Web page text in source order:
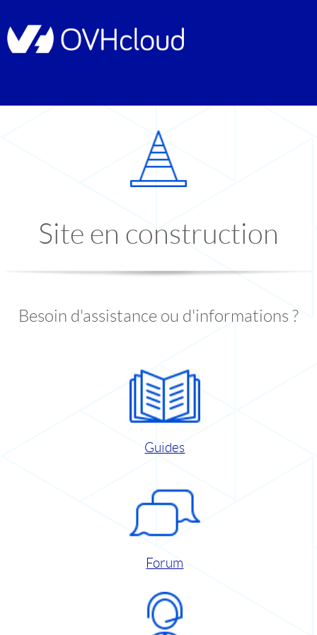
Site en construction
Besoin d'assistance ou d'informations ?
Guides
Forum